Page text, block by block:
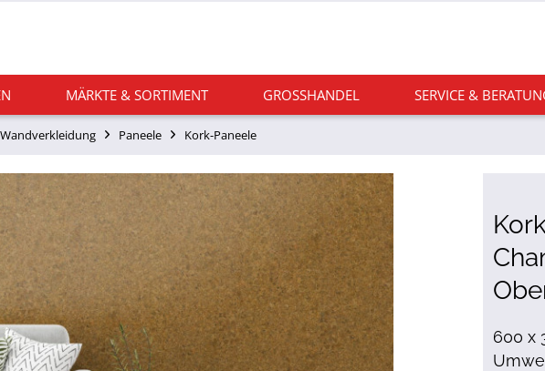
MÄRKTE & SORTIMENT GROSSHANDEL SERVICE &
Wandverkleidung Paneele Kork-Paneele
600 x